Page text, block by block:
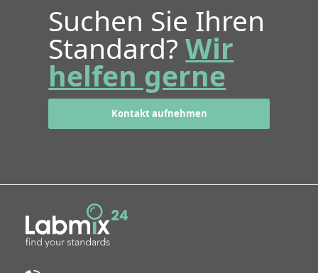
Suchen Sie Ihren
Standard?Wir
helfen gerne
Kontakt aufnehmen